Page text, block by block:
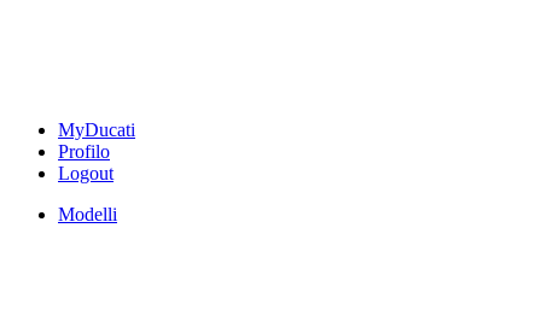
MyDucati
Profilo
Logout
Modelli